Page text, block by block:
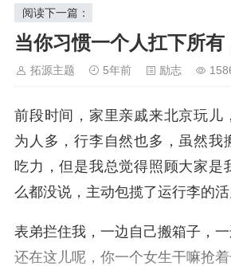
会自然地跟朋友们说 " 下班，到
于有勇气对我妈说 " 等你不忙的时
一段时间。"
有时候我在想，我到底是从什么
租屋当成家的？
后来我慢慢想明白，不是房子换
得上是 " 家 " ，不是一家四口儿女
" 家 " ，家是那个真正让你自在
它很小，哪怕它并不热闹。
的享受生活，所以假期就
阅读下一篇：
当你习惯一个人扛下所有
拓源主题 5年前 励志
前段时间，家里亲戚来北京玩儿
为人多，行李自然也多，虽然我
吃力，但是我总觉得照顾大家是
么都没说，主动包揽了运行李的活
表弟拦住我，一边自己搬箱子，
还在这儿呢，你一个女生干嘛抢